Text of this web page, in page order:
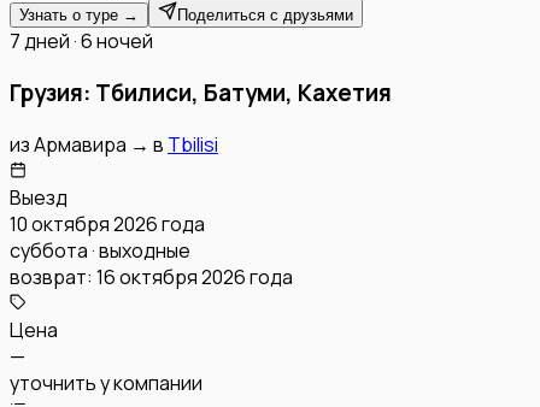
Узнать о туре → Поделиться с друзьями
7 дней · 6 ночей
Грузия: Тбилиси, Батуми, Кахетия
изАрмавира → в Tbilisi
Выезд
10 октября 2026 года
суббота · выходные
возврат: 16 октября 2026 года
Цена
—
уточнить у компании